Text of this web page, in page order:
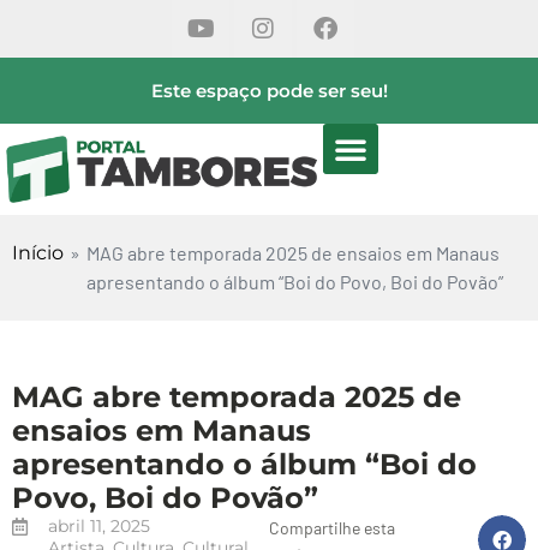
Este espaço pode ser seu!
Início » MAG abre temporada 2025 de ensaios em Manaus
apresentando o álbum “Boi do Povo, Boi do Povão”
MAG abre temporada 2025 de
ensaios em Manaus
apresentando o álbum “Boi do
Povo, Boi do Povão”
abril 11, 2025
Compartilhe esta